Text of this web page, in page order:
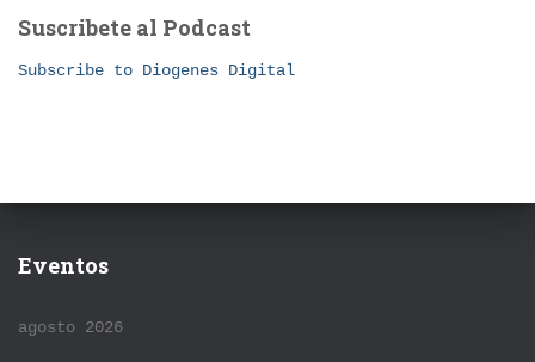
Suscribete al Podcast
Subscribe to Diogenes Digital
Eventos
agosto 2026